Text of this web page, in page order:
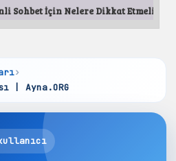
İçin Nelere Dikkat Etmeliyim?
›
| Ayna.ORG